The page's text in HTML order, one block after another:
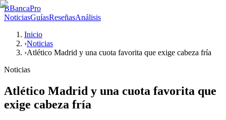
BBancaPro
NoticiasGuíasReseñasAnálisis
Inicio
›Noticias
›Atlético Madrid y una cuota favorita que exige cabeza fría
Noticias
Atlético Madrid y una cuota favorita que
exige cabeza fría